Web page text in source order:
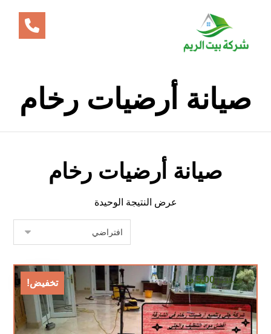
صيانة أرضيات رخام
صيانة أرضيات رخام
عرض النتيجة الوحيدة
تخفيض! 10,00 د.إ 5,00 د.إ